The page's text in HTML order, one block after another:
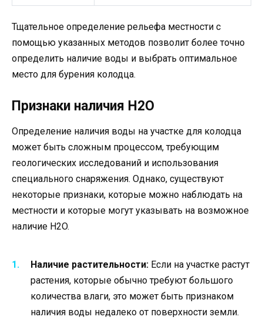
Тщательное определение рельефа местности с
помощью указанных методов позволит более точно
определить наличие воды и выбрать оптимальное
место для бурения колодца.
Признаки наличия H2O
Определение наличия воды на участке для колодца
может быть сложным процессом, требующим
геологических исследований и использования
специального снаряжения. Однако, существуют
некоторые признаки, которые можно наблюдать на
местности и которые могут указывать на возможное
наличие H2O.
Наличие растительности: Если на участке растут
растения, которые обычно требуют большого
количества влаги, это может быть признаком
наличия воды недалеко от поверхности земли.